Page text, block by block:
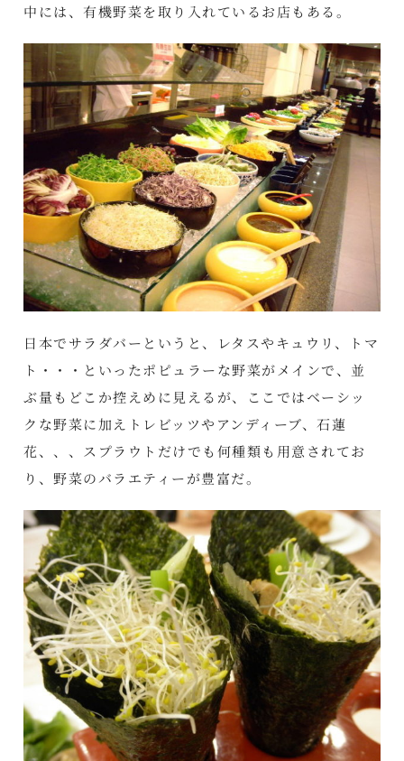
中には、有機野菜を取り入れているお店もある。
日本でサラダバーというと、レタスやキュウリ、トマ
ト・・・といったポピュラーな野菜がメインで、並
ぶ量もどこか控えめに見えるが、ここではベーシッ
クな野菜に加えトレビッツやアンディーブ、石蓮
花、、、スプラウトだけでも何種類も用意されてお
り、野菜のバラエティーが豊富だ。